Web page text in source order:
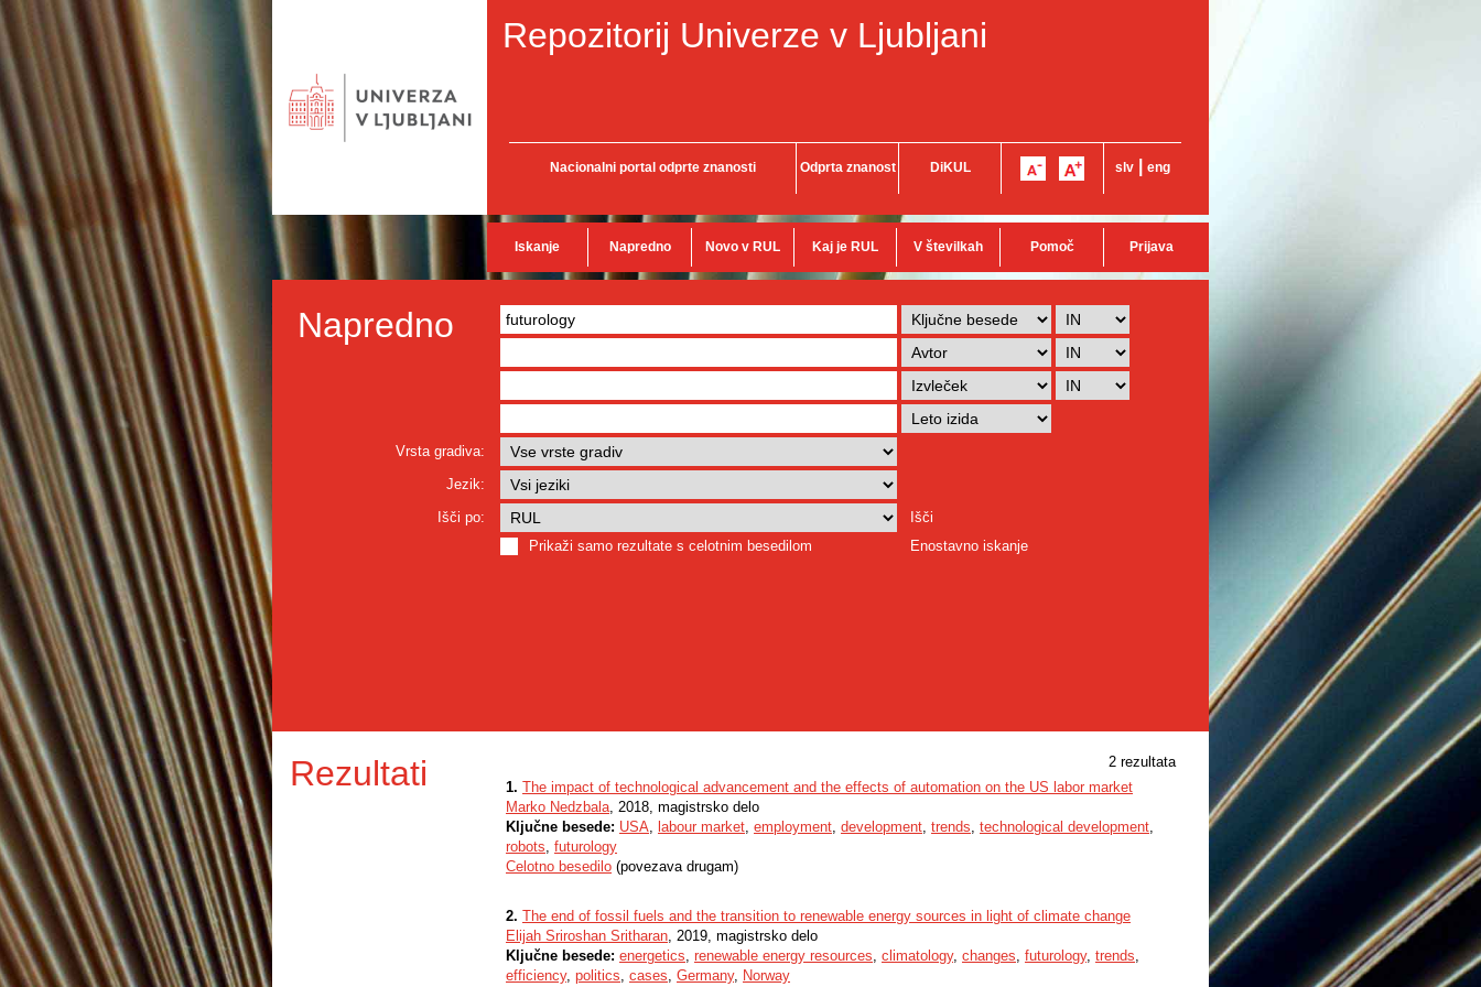
Repozitorij Univerze v Ljubljani
Nacionalni portal odprte znanosti Odprta znanost DiKUL slv eng
Iskanje Napredno Novo v RUL Kaj je RUL V številkah Pomoč Prijava
Napredno
Vrsta gradiva:
Jezik:
Išči po:
Išči
Prikaži samo rezultate s celotnim besedilom
Enostavno iskanje
Rezultati
2 rezultata
1. The impact of technological advancement and the effects of automation on the US labor market
Marko Nedzbala, 2018, magistrsko delo
Ključne besede: USA, labour market, employment, development, trends, technological development,
robots, futurology
Celotno besedilo (povezava drugam)
2. The end of fossil fuels and the transition to renewable energy sources in light of climate change
Elijah Sriroshan Sritharan, 2019, magistrsko delo
Ključne besede: energetics, renewable energy resources, climatology, changes, futurology, trends,
efficiency, politics, cases, Germany, Norway